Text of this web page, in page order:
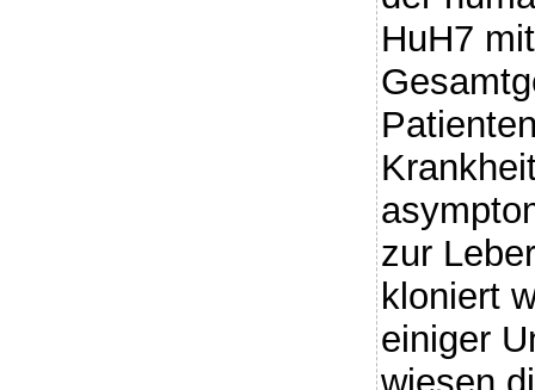
HuH7
zur
kloniert
einiger